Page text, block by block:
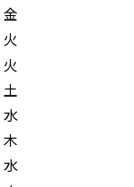
金
火
火
土
水
木
水